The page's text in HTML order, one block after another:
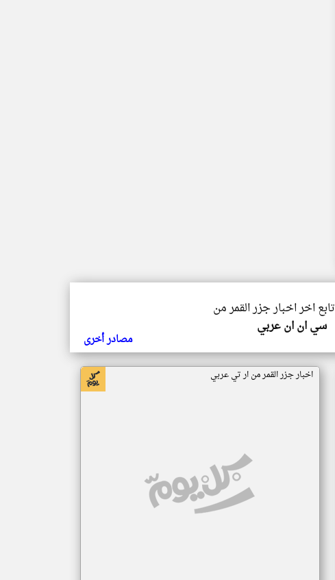
تابع اخر اخبار جزر القمر من
سي ان ان عربي
مصادر أخرى
اخبار جزر القمر من ار تي عربي